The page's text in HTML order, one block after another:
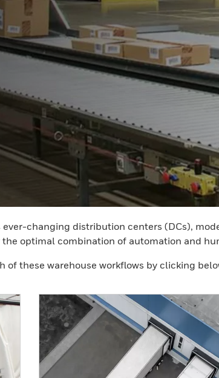
changing distribution centers (DCs),
optimal combination of automation and
of these warehouse workflows by clicking